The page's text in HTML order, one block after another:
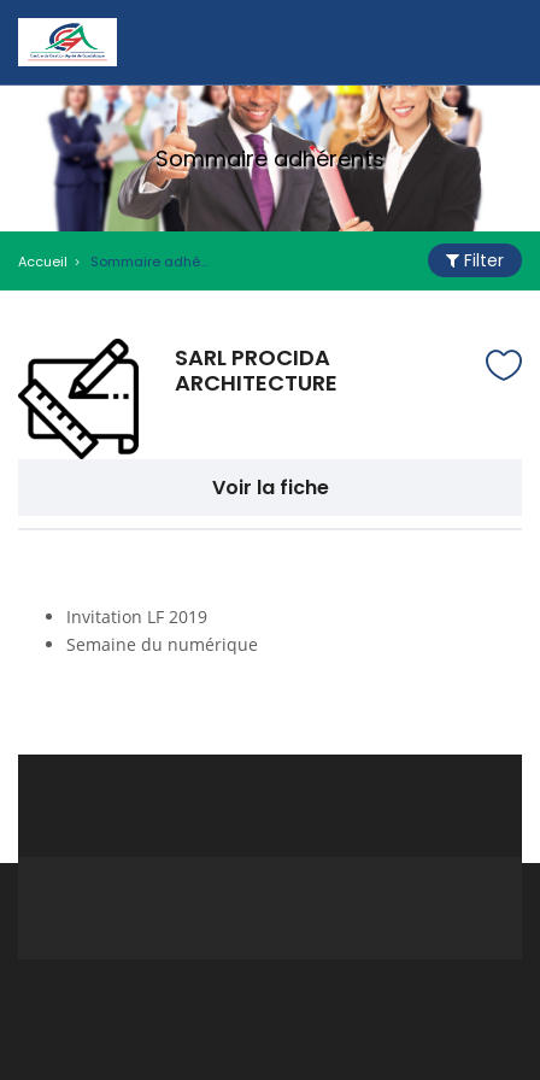
Sommaire adhérents
Accueil Sommaire adhérents Filter
SARL PROCIDA
ARCHITECTURE
Voir la fiche
Invitation LF 2019
Semaine du numérique